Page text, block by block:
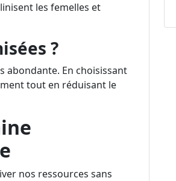
les femelles et
?
abondante. En choisissant
tout en réduisant le
nos ressources sans